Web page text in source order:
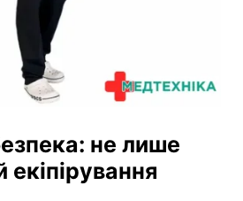
не лише